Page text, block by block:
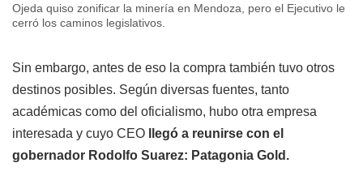
Ojeda quiso zonificar la minería en Mendoza, pero el Ejecutivo le
cerró los caminos legislativos.
Sin embargo, antes de eso la compra también tuvo otros
destinos posibles. Según diversas fuentes, tanto
académicas como del oficialismo, hubo otra empresa
interesada y cuyo CEO
llegó a reunirse con el
gobernador Rodolfo Suarez: Patagonia Gold.